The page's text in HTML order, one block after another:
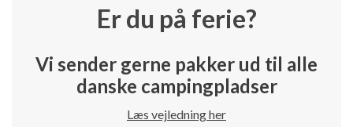
Er du på ferie?
Vi sender gerne pakker ud til alle
danske campingpladser
Læs vejledning her